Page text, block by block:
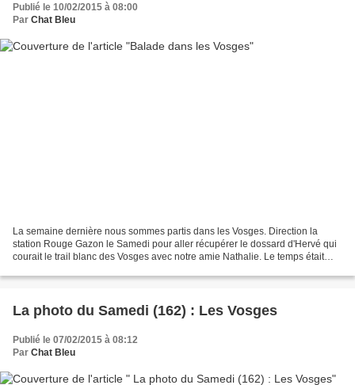
Publié le 10/02/2015 à 08:00
Par Chat Bleu
La semaine dernière nous sommes partis dans les Vosges. Direction la
station Rouge Gazon le Samedi pour aller récupérer le dossard d'Hervé qui
courait le trail blanc des Vosges avec notre amie Nathalie. Le temps était
La photo du Samedi (162) : Les Vosges
Publié le 07/02/2015 à 08:12
Par Chat Bleu